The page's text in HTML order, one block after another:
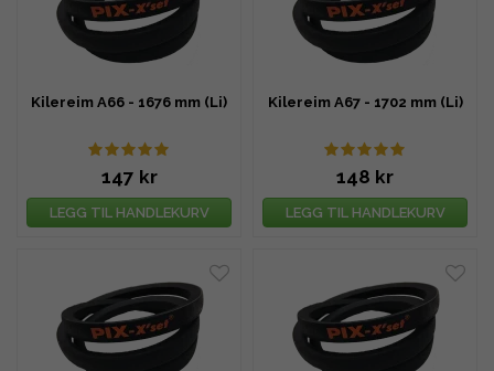
Kilereim A66 - 1676 mm (Li)
147 kr
LEGG TIL HANDLEKURV
Kilereim A67 - 1702 mm (Li)
148 kr
LEGG TIL HANDLEKURV